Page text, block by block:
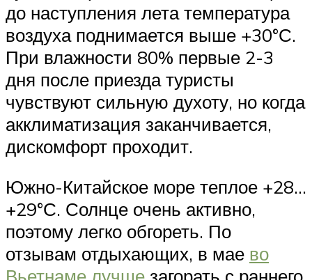
до наступления лета температура
воздуха поднимается выше +30°С.
При влажности 80% первые 2-3
дня после приезда туристы
чувствуют сильную духоту, но когда
акклиматизация заканчивается,
дискомфорт проходит.
Южно-Китайское море теплое +28…
+29°С. Солнце очень активно,
поэтому легко обгореть. По
отзывам отдыхающих, в мае во
Вьетнаме лучше загорать с раннего